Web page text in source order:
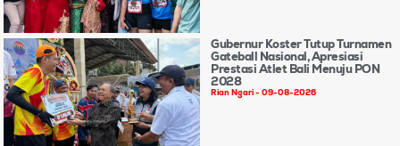
Gubernur Koster Tutup Turnamen
Gateball Nasional, Apresiasi
Prestasi Atlet Bali Menuju PON
2028
Rian Ngari 09-08-2026